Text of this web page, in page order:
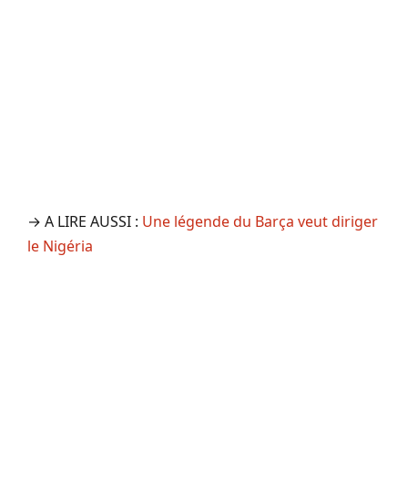
→ A LIRE AUSSI : Une légende du Barça veut diriger
le Nigéria